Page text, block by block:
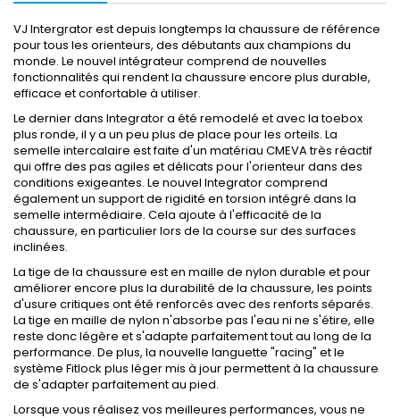
VJ Intergrator est depuis longtemps la chaussure de référence
pour tous les orienteurs, des débutants aux champions du
monde. Le nouvel intégrateur comprend de nouvelles
fonctionnalités qui rendent la chaussure encore plus durable,
efficace et confortable à utiliser.
Le dernier dans Integrator a été remodelé et avec la toebox
plus ronde, il y a un peu plus de place pour les orteils. La
semelle intercalaire est faite d'un matériau CMEVA très réactif
qui offre des pas agiles et délicats pour l'orienteur dans des
conditions exigeantes. Le nouvel Integrator comprend
également un support de rigidité en torsion intégré dans la
semelle intermédiaire. Cela ajoute à l'efficacité de la
chaussure, en particulier lors de la course sur des surfaces
inclinées.
La tige de la chaussure est en maille de nylon durable et pour
améliorer encore plus la durabilité de la chaussure, les points
d'usure critiques ont été renforcés avec des renforts séparés.
La tige en maille de nylon n'absorbe pas l'eau ni ne s'étire, elle
reste donc légère et s'adapte parfaitement tout au long de la
performance. De plus, la nouvelle languette "racing" et le
système Fitlock plus léger mis à jour permettent à la chaussure
de s'adapter parfaitement au pied.
Lorsque vous réalisez vos meilleures performances, vous ne